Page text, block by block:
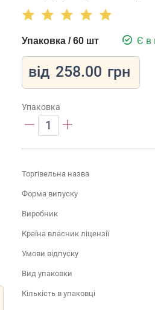
Упаковка / 60 шт Є в
від 258.00 грн
Упаковка
1
Торгівельна назва
Форма випуску
Виробник
Країна власник ліцензії
Умови відпуску
Вид упаковки
Кількість в упаковці